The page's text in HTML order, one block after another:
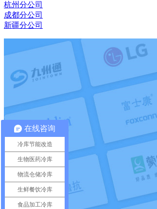
杭州分公司
成都分公司
新疆分公司
在线咨询
冷库节能改造
生物医药冷库
物流仓储冷库
生鲜餐饮冷库
食品加工冷库